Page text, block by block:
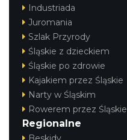
Industriada
Juromania
Szlak Przyrody
Śląskie z dzieckiem
Śląskie po zdrowie
Kajakiem przez Śląskie
Narty w Śląskim
Rowerem przez Śląskie
Regionalne